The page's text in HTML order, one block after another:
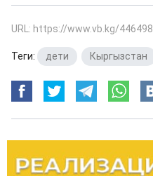
URL: https://www.vb.kg/446498
Теги: дети Кыргызстан